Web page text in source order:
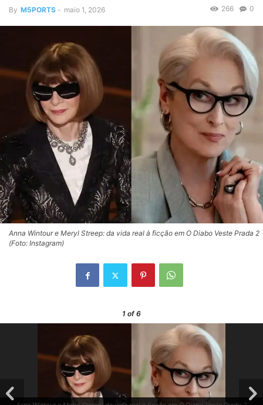
By M5PORTS - maio 1, 2026 0
266
Anna Wintour e Meryl Streep: da vida real à ficção em O Diabo Veste Prada 2
(Foto: Instagram)
1 of 6